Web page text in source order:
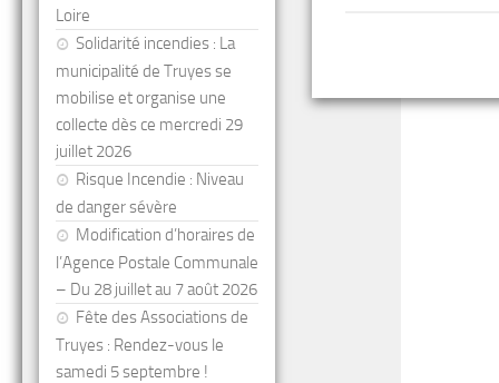
Loire
Solidarité incendies : La
municipalité de Truyes se
mobilise et organise une
collecte dès ce mercredi 29
juillet 2026
Risque Incendie : Niveau
de danger sévère
Modification d’horaires de
l’Agence Postale Communale
– Du 28 juillet au 7 août 2026
Fête des Associations de
Truyes : Rendez-vous le
samedi 5 septembre !